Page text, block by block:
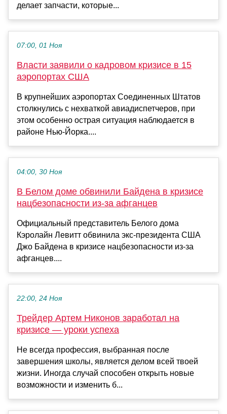
делает запчасти, которые...
07:00, 01 Ноя
Власти заявили о кадровом кризисе в 15
аэропортах США
В крупнейших аэропортах Соединенных Штатов
столкнулись с нехваткой авиадиспетчеров, при
этом особенно острая ситуация наблюдается в
районе Нью-Йорка....
04:00, 30 Ноя
В Белом доме обвинили Байдена в кризисе
нацбезопасности из-за афганцев
Официальный представитель Белого дома
Кэролайн Левитт обвинила экс-президента США
Джо Байдена в кризисе нацбезопасности из-за
афганцев....
22:00, 24 Ноя
Трейдер Артем Никонов заработал на
кризисе — уроки успеха
Не всегда профессия, выбранная после
завершения школы, является делом всей твоей
жизни. Иногда случай способен открыть новые
возможности и изменить б...